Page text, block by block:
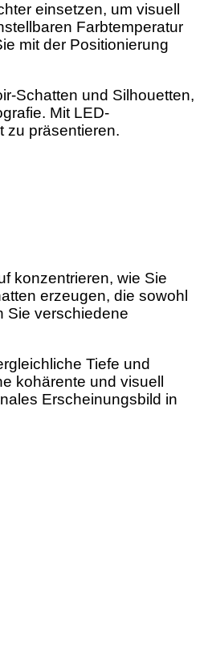
einsetzen, um visuell
Farbtemperatur
mit der Positionierung
Schatten und Silhouetten,
Mit LED-
zu präsentieren.
konzentrieren, wie Sie
erzeugen, die sowohl
Sie verschiedene
Tiefe und
kohärente und visuell
Erscheinungsbild in